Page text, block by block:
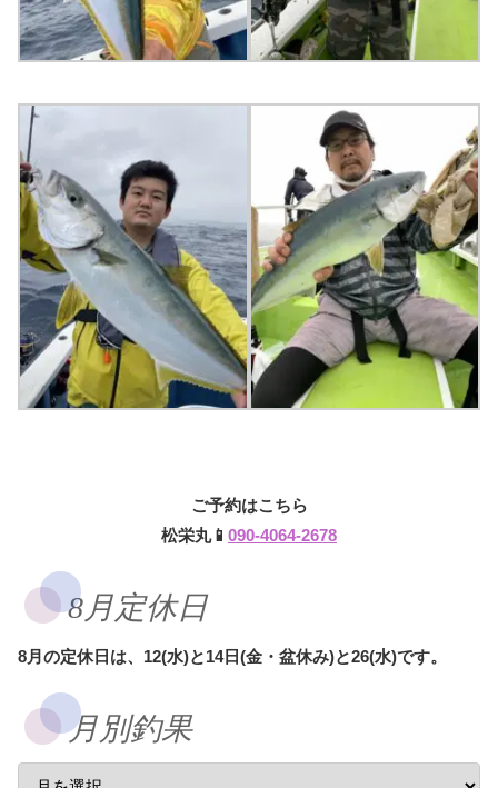
ご予約はこちら
松栄丸📱 090-4064-2678
8月定休日
8月の定休日は、12(水)と14日(金・盆休み)と26(水)です。
月別釣果